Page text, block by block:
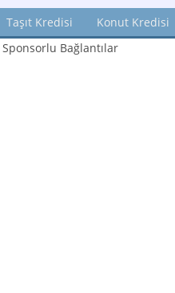
Taşıt Kredisi
Konut Kredisi
Sponsorlu Bağlantılar